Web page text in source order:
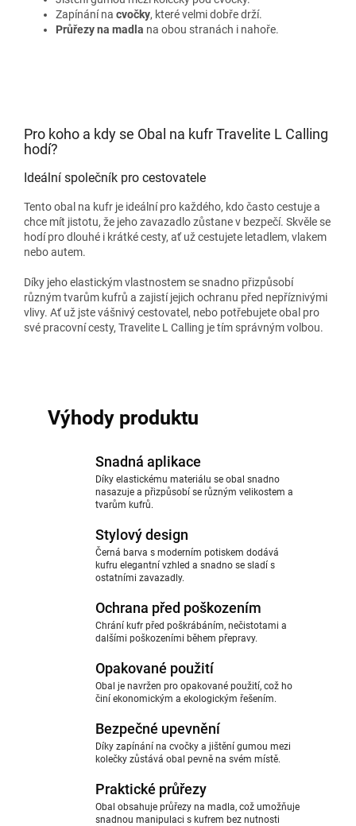
Zapínání na cvočky, které velmi dobře drží.
Průřezy na madla na obou stranách i nahoře.
Pro koho a kdy se Obal na kufr Travelite L Calling
hodí?
Ideální společník pro cestovatele
Tento obal na kufr je ideální pro každého, kdo často cestuje a
chce mít jistotu, že jeho zavazadlo zůstane v bezpečí. Skvěle se
hodí pro dlouhé i krátké cesty, ať už cestujete letadlem, vlakem
nebo autem.
Díky jeho elastickým vlastnostem se snadno přizpůsobí
různým tvarům kufrů a zajistí jejich ochranu před nepříznivými
vlivy. Ať už jste vášnivý cestovatel, nebo potřebujete obal pro
své pracovní cesty, Travelite L Calling je tím správným volbou.
Výhody produktu
Snadná aplikace
Díky elastickému materiálu se obal snadno
nasazuje a přizpůsobí se různým velikostem a
tvarům kufrů.
Stylový design
Černá barva s moderním potiskem dodává
kufru elegantní vzhled a snadno se sladí s
ostatními zavazadly.
Ochrana před poškozením
Chrání kufr před poškrábáním, nečistotami a
dalšími poškozeními během přepravy.
Opakované použití
Obal je navržen pro opakované použití, což ho
činí ekonomickým a ekologickým řešením.
Bezpečné upevnění
Díky zapínání na cvočky a jištění gumou mezi
kolečky zůstává obal pevně na svém místě.
Praktické průřezy
Obal obsahuje průřezy na madla, což umožňuje
snadnou manipulaci s kufrem bez nutnosti